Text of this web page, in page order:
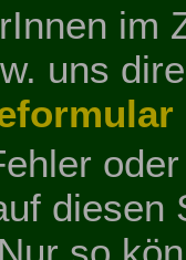
im
uns
diesen